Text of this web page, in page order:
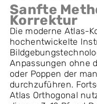
Sanfte
Korrektur
Die moderne Atlas-
hochentwickelte
Anpassungen ohne
oder Poppen der
durchzuführen.
Atlas Orthogonal